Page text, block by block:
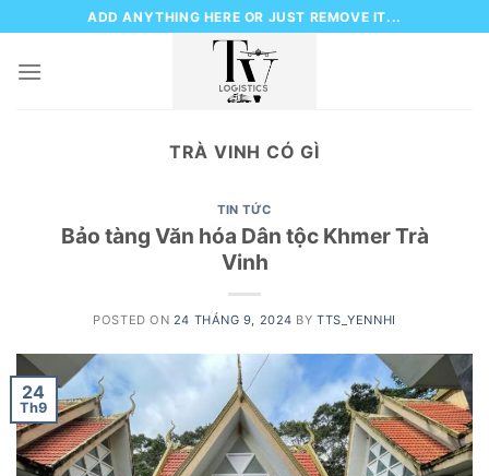
to
content
ADD ANYTHING HERE OR JUST REMOVE IT...
TRÀ VINH CÓ GÌ
TIN TỨC
Bảo tàng Văn hóa Dân tộc Khmer Trà
Vinh
POSTED ON 24 THÁNG 9, 2024 BYTTS_YENNHI
24
Th9